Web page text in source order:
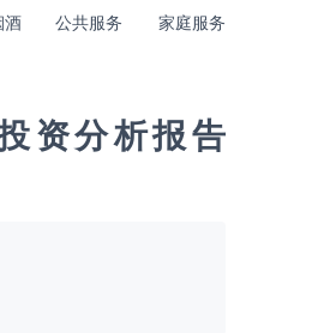
酒 公共服务 家庭服务
资分析报告